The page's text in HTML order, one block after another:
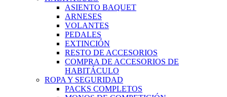
ASIENTO BAQUET
ARNESES
VOLANTES
PEDALES
EXTINCIÓN
RESTO DE ACCESORIOS
COMPRA DE ACCESORIOS DE
HABITÁCULO
ROPA Y SEGURIDAD
PACKS COMPLETOS